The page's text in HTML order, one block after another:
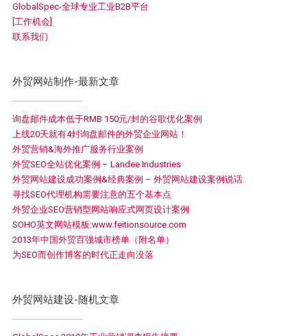
GlobalSpec-全球专业工业B2B平台
[工作机会]
联系我们
外贸网站制作-最新文章
询盘邮件成本低于RMB 150元/封的谷歌优化案例
上线20天就有4封询盘邮件的外贸企业网站！
外贸营销&海外推广服务行业案例
外贸SEO全站优化案例 – Landee Industries
外贸网站建设成功案例&经典案例 – 外贸网站建设案例说话
寻找SEO代理机构需要注意的五个基本点
外贸企业SEO营销型网站响应式网页设计案例
SOHO英文网站模板:www.feitionsource.com
2013年中国外贸百强城市榜单（附名单）
为SEO而创作博客的时代正走向没落
外贸网站建设-随机文章